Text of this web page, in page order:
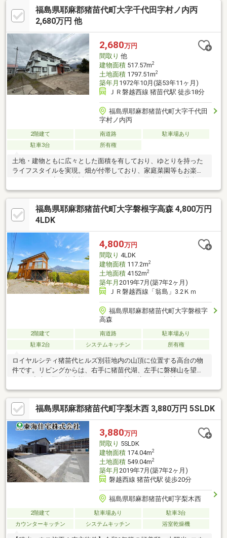
福島県耶麻郡猪苗代町大字千代田字村ノ内丙
2,680万円 他
2,680万円
間取り 他
建物面積517.57m2
土地面積1797.51m2
築年月 1972年10月(築53年11ヶ月)
ＪＲ磐越西線 猪苗代駅 徒歩18分
福島県耶麻郡猪苗代町大字千代田
字村ノ内丙
2階建て 南道路
駐車場あり
駐車3台
所有権
土地・建物ともに広々とした面積を有しており、ゆとりを持った
ライフスタイルを実現。畑が付帯しており、家庭菜園等もお楽し
福島県耶麻郡猪苗代町大字磐根字高森 4,800万円
4LDK
4,800万円
間取り 4LDK
建物面積117.2m2
土地面積4152m2
築年月 2019年7月(築7年2ヶ月)
ＪＲ磐越西線「翁島」3.2Ｋｍ
福島県耶麻郡猪苗代町大字磐根字
高森
2階建て 南道路
駐車場あり
駐車2台
システムキッチン 所有権
ロイヤルシティ猪苗代ヒルズ別荘地内の山頂に位置する高台の物
件です。リビングからは、右手に猪苗代湖、左手に磐梯山を望む
ことが出来る様に施主様のこだわりが詰め込まれた設計がされて
おります。雄大な磐梯山と美しい猪苗代湖を擁するこの別荘で、
四季折々の自然を感じながら、日常の喧騒から解放されたリゾー
トライフを心ゆくまで楽しんでいただけます。
福島県耶麻郡猪苗代町字梨木西 3,880万円 5SLDK
3,880万円
間取り 5SLDK
建物面積174.04m2
土地面積549.04m2
築年月 2019年7月(築7年2ヶ月)
磐越西線 猪苗代駅 徒歩20分
福島県耶麻郡猪苗代町字梨木西
2階建て 駐車場あり
駐車3台
カウンターキッチン
システムキッチン 浴室乾燥機